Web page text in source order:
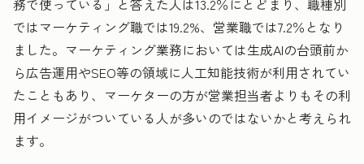
ではマーケティング職では19.2%、営業職では7.2％となり
ました。マーケティング業務においては生成AIの台頭前か
ら広告運用やSEO等の領域に人工知能技術が利用されてい
たこともあり、マーケターの方が営業担当者よりもその利
用イメージがついている人が多いのではないかと考えられ
ます。